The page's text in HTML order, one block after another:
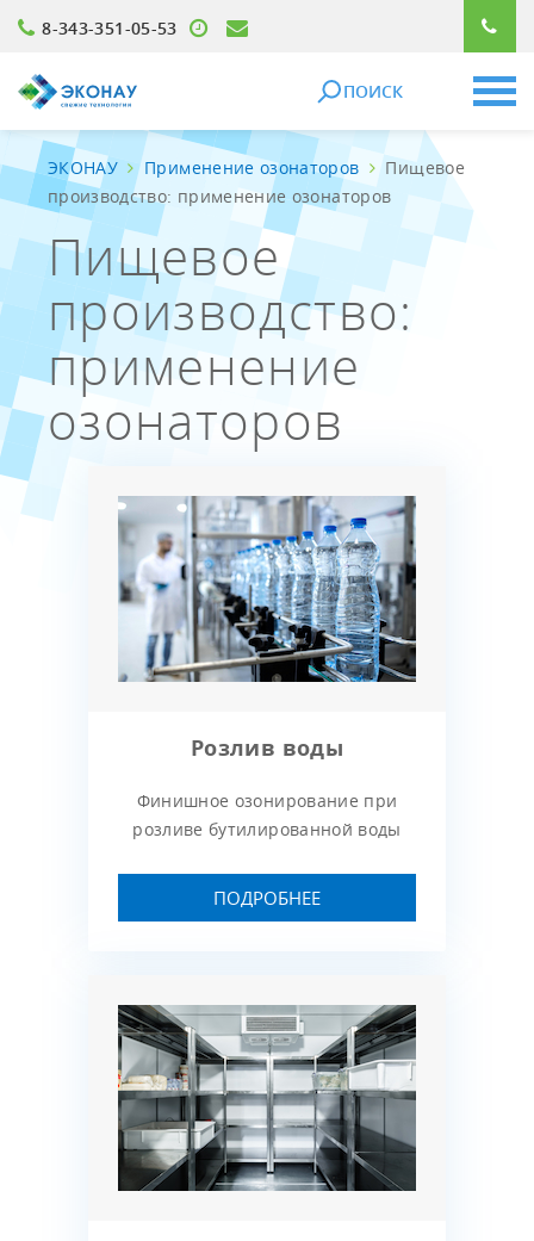
8-343-351-05-53
ПОИСК
ЭКОНАУ Применение озонаторов
Пищевое
производство: применение озонаторов
Пищевое
производство:
применение
озонаторов
Розлив воды
Финишное озонирование при
розливе бутилированной воды
ПОДРОБНЕЕ